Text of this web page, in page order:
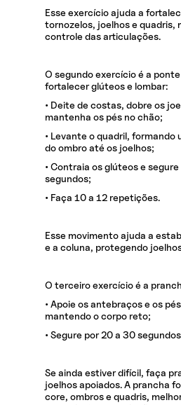
Esse exercício ajuda a
tornozelos, joelhos e quadris,
controle das articulações.
O segundo exercício é a
fortalecer glúteos e lombar:
• Deite de costas, dobre os
mantenha os pés no chão;
• Levante o quadril, formando
do ombro até os joelhos;
• Contraia os glúteos e segure
segundos;
• Faça 10 a 12 repetições.
Esse movimento ajuda a
e a coluna, protegendo
O terceiro exercício é a
• Apoie os antebraços e os
mantendo o corpo reto;
• Segure por 20 a 30
Se ainda estiver difícil, faça
joelhos apoiados. A prancha
core, ombros e quadris,